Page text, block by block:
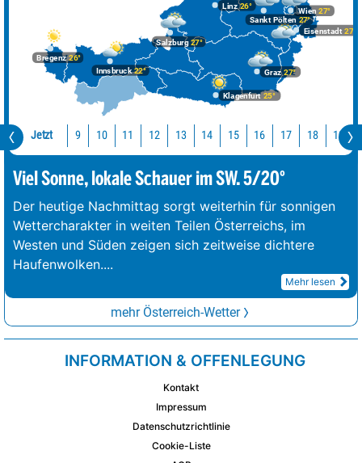
Bregenz26°
Graz27°
Innsbruck22°
Klagenfurt 25°
Linz26°
Salzburg27°
Wien 27°
Eisenstadt 27°
Sankt Pölten 27°
Jetzt 9 10 11 12 13 14 15 16 17 18 19
Viel Sonne, lokale Schauer im SW. 5/20°
Der heutige Nachmittag sorgt weiterhin für sonnigen
Wettercharakter in weiten Teilen Österreichs, im
Westen und Süden zeigen sich zeitweise dichtere
Haufenwolken....
Mehr lesen
mehr Österreich-Wetter
INFORMATION & OFFENLEGUNG
Kontakt
Impressum
Datenschutzrichtlinie
Cookie-Liste